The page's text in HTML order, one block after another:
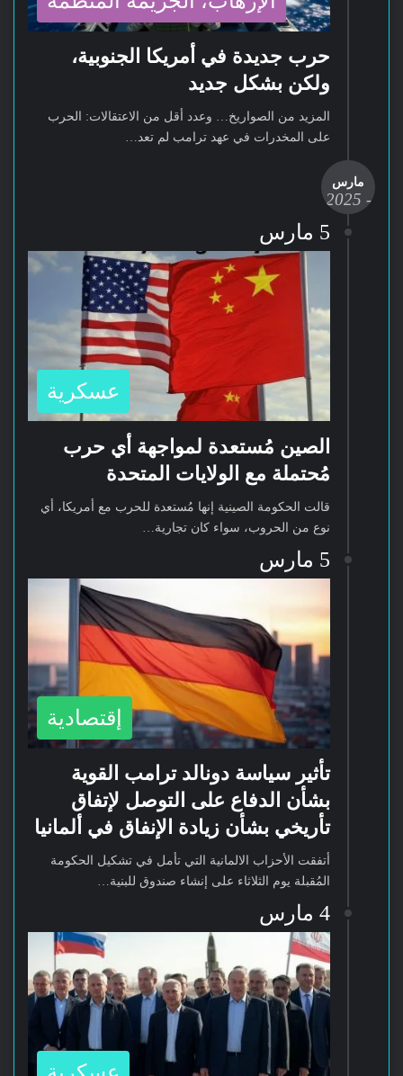
حرب جديدة في أمريكا الجنوبية،
ولكن بشكل جديد
المزيد من الصواريخ… وعدد أقل من الاعتقالات: الحرب
على المخدرات في عهد ترامب لم تعد…
مارس
- 2025
-
5 مارس
عسكرية
الصين مُستعدة لمواجهة أي حرب
مُحتملة مع الولايات المتحدة
قالت الحكومة الصينية إنها مُستعدة للحرب مع أمريكا، أي
نوع من الحروب، سواء كان تجارية…
5 مارس
إقتصادية
تأثير سياسة دونالد ترامب القوية
بشأن الدفاع على التوصل لإتفاق
تأريخي بشأن زيادة الإنفاق في ألمانيا
أتفقت الأحزاب الالمانية التي تأمل في تشكيل الحكومة
المُقبلة يوم الثلاثاء على إنشاء صندوق للبنية…
4 مارس